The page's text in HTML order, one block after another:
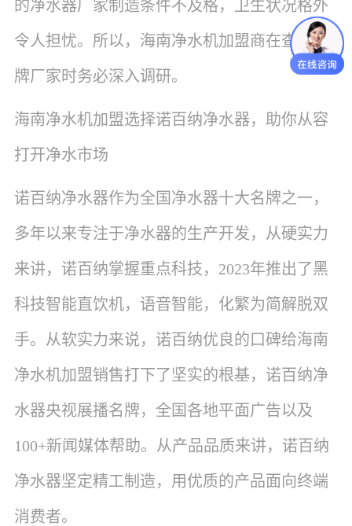
的净水器厂家制造条件不及格，卫生状况格外
令人担忧。所以，海南净水机加盟商在查看品
牌厂家时务必深入调研。
海南净水机加盟选择诺百纳净水器，助你从容
打开净水市场
诺百纳净水器作为全国净水器十大名牌之一，
多年以来专注于净水器的生产开发，从硬实力
来讲，诺百纳掌握重点科技，2023年推出了黑
科技智能直饮机，语音智能，化繁为简解脱双
手。从软实力来说，诺百纳优良的口碑给海南
净水机加盟销售打下了坚实的根基，诺百纳净
水器央视展播名牌，全国各地平面广告以及
100+新闻媒体帮助。从产品品质来讲，诺百纳
净水器坚定精工制造，用优质的产品面向终端
消费者。